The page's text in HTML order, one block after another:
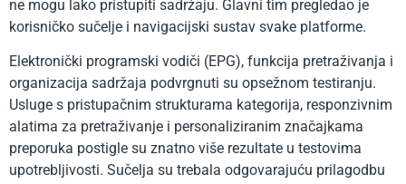
ne mogu lako pristupiti sadržaju. Glavni tim pregledao je
korisničko sučelje i navigacijski sustav svake platforme.
Elektronički programski vodiči (EPG), funkcija pretraživanja i
organizacija sadržaja podvrgnuti su opsežnom testiranju.
Usluge s pristupačnim strukturama kategorija, responzivnim
alatima za pretraživanje i personaliziranim značajkama
preporuka postigle su znatno više rezultate u testovima
upotrebljivosti. Sučelja su trebala odgovarajuću prilagodbu